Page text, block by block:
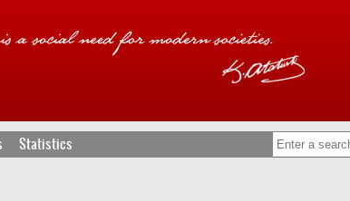
Statistics